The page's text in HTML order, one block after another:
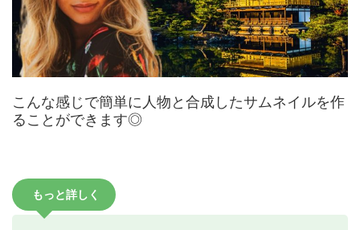
こんな感じで簡単に人物と合成したサムネイルを作
ることができます◎
もっと詳しく